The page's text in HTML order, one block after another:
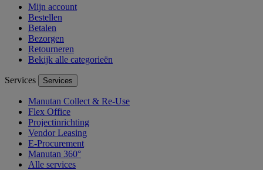
Mijn account
Bestellen
Betalen
Bezorgen
Retourneren
Bekijk alle categorieën
Services Services
Manutan Collect & Re-Use
Flex Office
Projectinrichting
Vendor Leasing
E-Procurement
Manutan 360°
Alle services